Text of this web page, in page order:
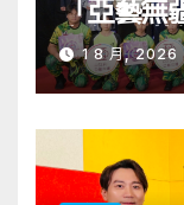
「亞藝無
舉行 開幕
演出陣容
同來自蒙
KARDI和
1 8 月, 2026